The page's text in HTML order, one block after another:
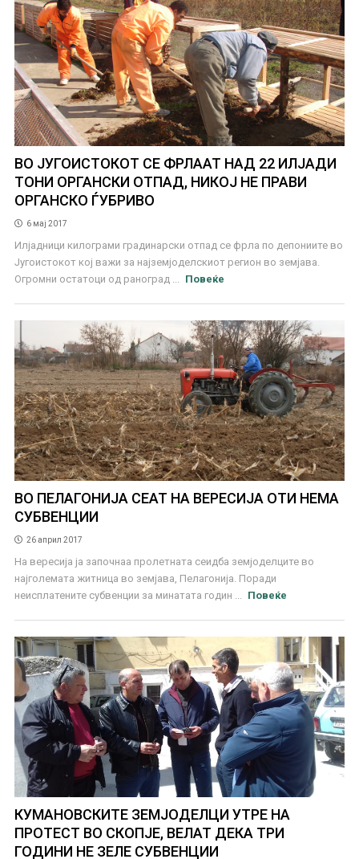
ВО ЈУГОИСТОКОТ СЕ ФРЛААТ НАД 22 ИЛЈАДИ
ТОНИ ОРГАНСКИ ОТПАД, НИКОЈ НЕ ПРАВИ
ОРГАНСКО ЃУБРИВО
6 мај 2017
Илјадници килограми градинарски отпад се фрла по депониите во
Југоистокот кој важи за најземјоделскиот регион во земјава.
Огромни остатоци од раноград ...
Повеќе
ВО ПЕЛАГОНИЈА СЕАТ НА ВЕРЕСИЈА ОТИ НЕМА
СУБВЕНЦИИ
26 април 2017
На вересија ја започнаа пролетната сеидба земјоделците во
најголемата житница во земјава, Пелагонија. Поради
неисплатените субвенции за минатата годин ...
Повеќе
КУМАНОВСКИТЕ ЗЕМЈОДЕЛЦИ УТРЕ НА
ПРОТЕСТ ВО СКОПЈЕ, ВЕЛАТ ДЕКА ТРИ
ГОДИНИ НЕ ЗЕЛЕ СУБВЕНЦИИ